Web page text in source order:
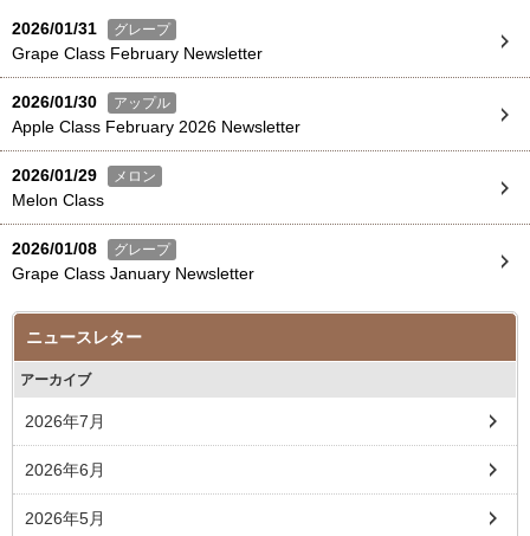
2026/01/31 グレープ
Grape Class February Newsletter
2026/01/30 アップル
Apple Class February 2026 Newsletter
2026/01/29 メロン
Melon Class
2026/01/08 グレープ
Grape Class January Newsletter
ニュースレター
アーカイブ
2026年7月
2026年6月
2026年5月